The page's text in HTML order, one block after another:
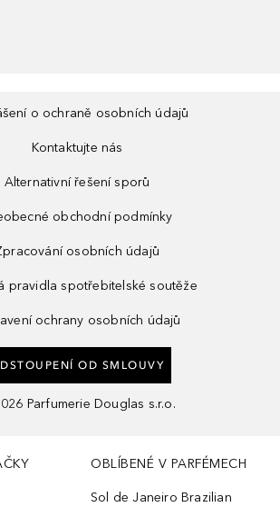
o ochraně osobních údajů
Kontaktujte nás
Alternativní řešení sporů
obchodní podmínky
osobních údajů
pravidla spotřebitelské soutěže
ochrany osobních údajů
OD SMLOUVY
Parfumerie Douglas s.r.o.
OBLÍBENÉ V PARFÉMECH
Sol de Janeiro Brazilian